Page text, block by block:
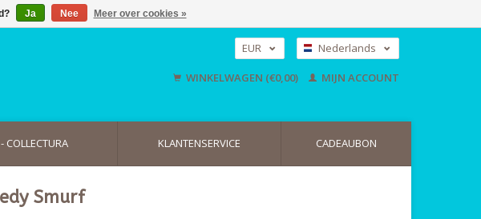
EUR
USD
Nederlands
English
WINKELWAGEN (€0,00) MIJN ACCOUNT
COLLECTURA KLANTENSERVICE CADEAUBON
Smurf
Ja Nee Meer over cookies »